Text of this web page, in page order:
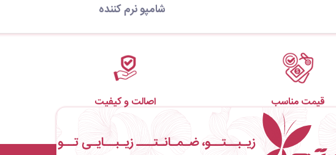
شامپو نرم کننده
قیمت مناسب اصالت و کیفیت
زیـبــتــو، ضـمـانـتـــ زیـبــایـی تــو